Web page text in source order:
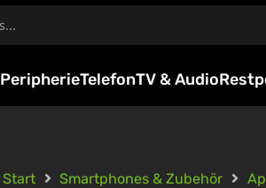
PeripherieTelefonTV & Audio
Start Smartphones & Zubehör